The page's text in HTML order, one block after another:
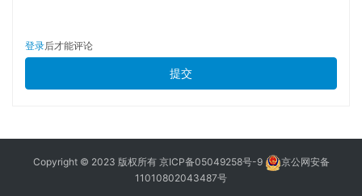
登录后才能评论
提交
Copyright © 2023 版权所有 京ICP备05049258号-9
京公网安备
11010802043487号